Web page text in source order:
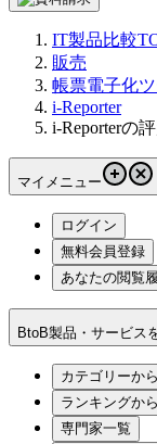
IT製品比較
販売
帳票電子化
i-Reporter
i-Reporterの
マイメニュー
ログイン
無料会員登録
あなたの閲覧
BtoB製品・サービス
カテゴリーか
ランキングか
専門家一覧